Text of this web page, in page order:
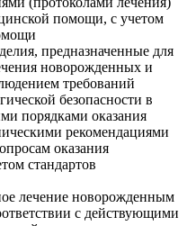
помощи, с учетом
предназначенные для
новорожденных и
требований
безопасности в
порядками оказания
рекомендациями
оказания
стандартов
лечение новорожденным
с действующими